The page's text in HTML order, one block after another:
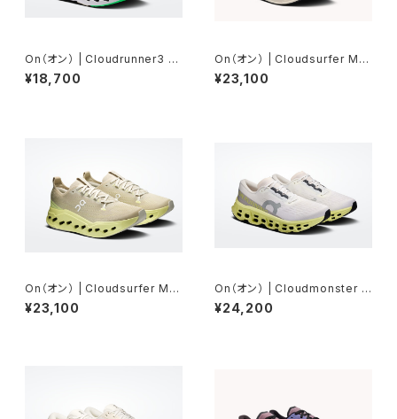
On（オン） | Cloudrunner3 |
Ghost/Verdite | Women
¥18,700
On（オン） | Cloudsurfer Ma
x | Sienna/Dew | Men
¥23,100
On（オン） | Cloudsurfer Ma
x | Pelican/Limelight | Men
¥23,100
On（オン） | Cloudmonster 3
| Ivory/Limelight | Men
¥24,200